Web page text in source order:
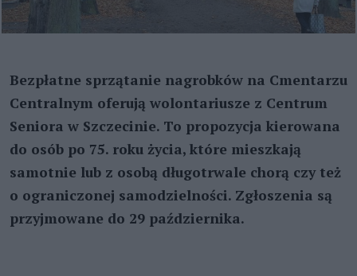
Bezpłatne sprzątanie nagrobków na Cmentarzu
Centralnym oferują wolontariusze z Centrum
Seniora w Szczecinie. To propozycja kierowana
do osób po 75. roku życia, które mieszkają
samotnie lub z osobą długotrwale chorą czy też
o ograniczonej samodzielności. Zgłoszenia są
przyjmowane do 29 października.